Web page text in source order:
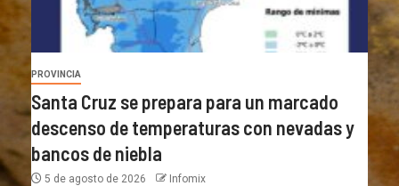
PROVINCIA
Santa Cruz se prepara para un marcado
descenso de temperaturas con nevadas y
bancos de niebla
5 de agosto de 2026 Infomix